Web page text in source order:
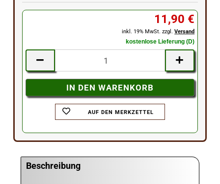
11,90 €
inkl. 19% MwSt. zzgl.Versand
kostenlose Lieferung (D)
AUF DEN MERKZETTEL
Beschreibung